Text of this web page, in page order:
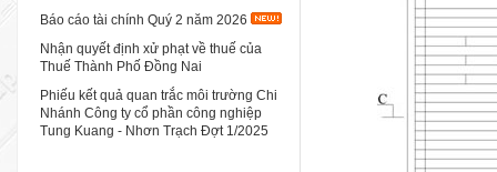
Báo cáo tài chính Quý 2 năm 2026
Nhận quyết định xử phạt về thuế của
Thuế Thành Phố Đồng Nai
Phiếu kết quả quan trắc môi trường Chi
Nhánh Công ty cổ phần công nghiệp
Tung Kuang - Nhơn Trạch Đợt 1/2025